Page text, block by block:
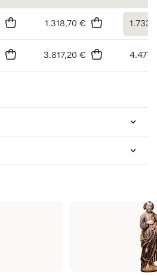
1.318,70 €
3.817,20 €